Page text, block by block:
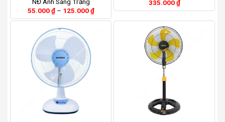
55.000₫ – 125.000₫Khoảng
giá:
từ
335.000₫